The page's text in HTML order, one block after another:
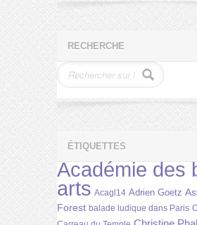
RECHERCHE
ÉTIQUETTES
Académie des
arts Acagl14 Adrien Goetz
Forest balade ludique dans Paris